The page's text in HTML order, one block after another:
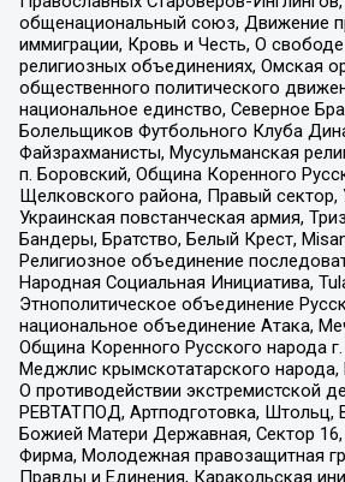
общенациональный союз, Движение
иммиграции, Кровь и Честь, О
религиозных объединениях, Омская
общественного политического
национальное единство, Северное
Болельщиков Футбольного Клуба
Файзрахманисты, Мусульманская
п. Боровский, Община Коренного
Щелковского района, Правый
Украинская повстанческая армия,
Бандеры, Братство, Белый Крест,
Религиозное объединение
Народная Социальная Инициатива,
Этнополитическое объединение
национальное объединение Атака,
Община Коренного Русского народа
Меджлис крымскотатарского
О противодействии экстремистской
РЕВТАТПОД, Артподготовка, Штольц,
Божией Матери Державная, Сектор
Фирма, Молодежная правозащитная
Правды и Единения, Каракольская